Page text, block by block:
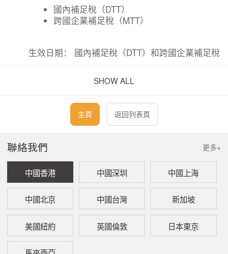
國內補足稅（DTT）
跨國企業補足稅（MTT）
生效日期： 國內補足稅（DTT）和跨國企業補足稅
開始的財政年度（FY）。
適用範圍（範圍測試）
企業須同時滿足以下雙重標準，方可納入全球最低
稅（GMT）法規的管轄範圍：
跨國企業集團身份： 該集團必須在多個司
法管轄區開展業務（即至少擁有一家境外
子公司、分行或常設機構）。純本土企業
集團不在此列。該規則同樣明確適用於納
閩實體（Labuan entities）以及與石油相關
的業務。
SHOW ALL
主頁 返回列表頁
更多+
聯絡我們
中國香港 中國深圳 中國上海
中國北京 中國台灣 新加坡
美國紐約 英國倫敦 日本東京